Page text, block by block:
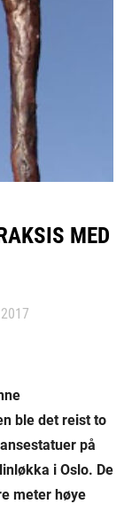
MED
ble det reist to
på
i Oslo. De
meter høye